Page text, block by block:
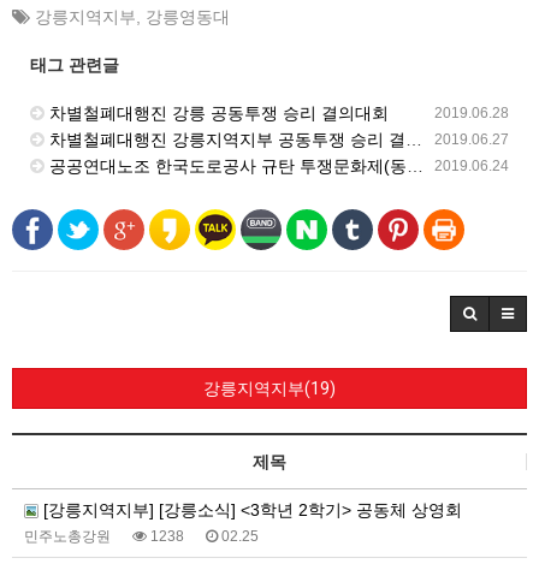
강릉지역지부 강릉영동대
태그 관련글
2019.06.28
차별철폐대행진 강릉 공동투쟁 승리 결의대회
2019.06.27
차별철폐대행진 강릉지역지부 공동투쟁 승리 결의대회 참석
2019.06.24
공공연대노조 한국도로공사 규탄 투쟁문화제(동영상)
강릉지역지부(19)
제목
[강릉지역지부] [강릉소식] <3학년 2학기> 공동체 상영회
민주노총강원 1238 02.25